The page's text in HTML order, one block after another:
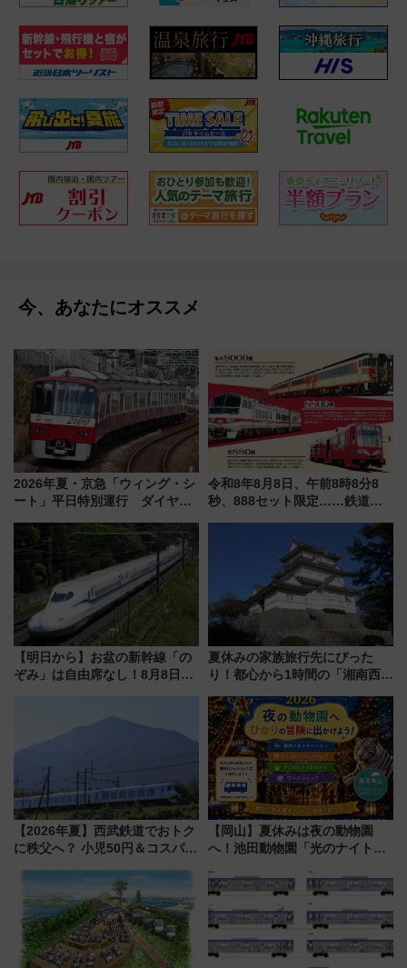
今、あなたにオススメ
2026年夏・京急「ウィング・シ
ート」平日特別運行 ダイヤ・
三浦海岸を堪能できるお出かけ
プランもご紹介
令和8年8月8日、午前8時8分8
秒、888セット限定……鉄道各
【明日から】お盆の新幹線「の
ぞみ」は自由席なし！8月8日午
夏休みの家族旅行先にぴった
り！都心から1時間の「湘南西エ
島とは異なる魅力を持つ今夏の
注目スポット
【2026年夏】西武鉄道でおトク
に秩父へ？ 小児50円＆コスパ最
族旅行！ 深夜の正丸トンネル探
検や特急ラビューも
【岡山】夏休みは夜の動物園
へ！池田動物園「光のナイトズ
な夜